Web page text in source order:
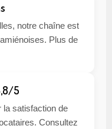
notre chaîne est
Plus de
5
la satisfaction de
Consultez